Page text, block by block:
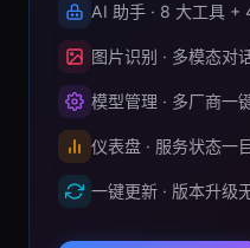
AI 助手 · 8 大工具 +
图片识别 · 多模态对
模型管理 · 多厂商一
仪表盘 · 服务状态一
一键更新 · 版本升级